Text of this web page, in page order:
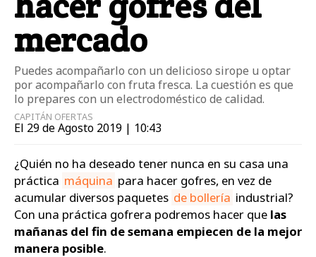
Jardín
Juguetes
Libros
Móviles
Niños
Ordenadores
Tecnología
Videojuegos
Zapatos
mercado
Puedes acompañarlo con un delicioso sirope u optar
por acompañarlo con fruta fresca. La cuestión es que
lo prepares con un electrodoméstico de calidad.
CAPITÁN OFERTAS
El 29 de Agosto 2019 | 10:43
¿Quién no ha deseado tener nunca en su casa una
práctica máquina para hacer gofres, en vez de
acumular diversos paquetes de bollería industrial?
Con una práctica gofrera podremos hacer que las
mañanas del fin de semana empiecen de la mejor
manera posible.